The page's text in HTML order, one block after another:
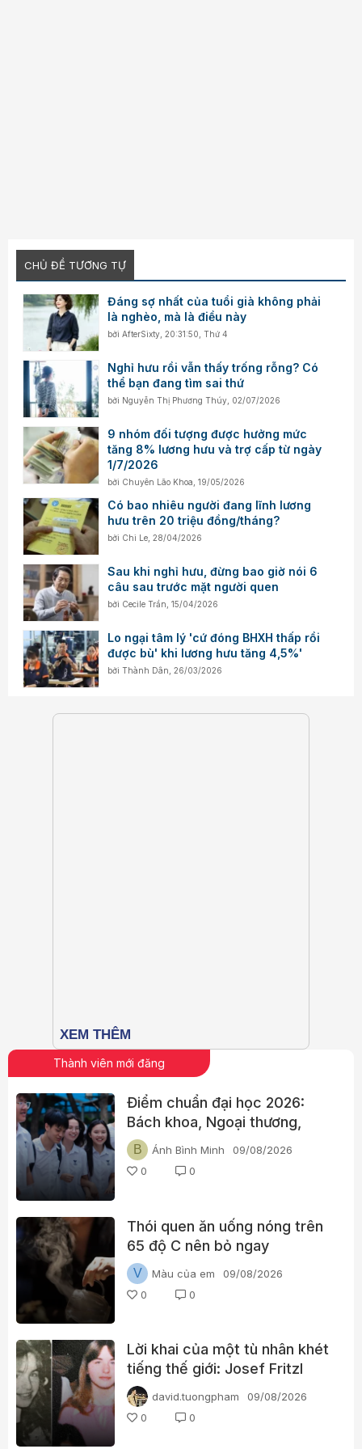
CHỦ ĐỀ TƯƠNG TỰ
Đáng sợ nhất của tuổi già không phải
là nghèo, mà là điều này
bởiAfterSixty ,20:31:50, Thứ 4
Nghỉ hưu rồi vẫn thấy trống rỗng? Có
thể bạn đang tìm sai thứ
bởi Nguyễn Thị Phương Thúy 02/07/2026
9 nhóm đối tượng được hưởng mức
tăng 8% lương hưu và trợ cấp từ ngày
1/7/2026
bởi Chuyên Lão Khoa ,19/05/2026
Có bao nhiêu người đang lĩnh lương
hưu trên 20 triệu đồng/tháng?
bởi Chi Le ,28/04/2026
Sau khi nghỉ hưu, đừng bao giờ nói 6
câu sau trước mặt người quen
bởi Cecile Trần ,15/04/2026
Lo ngại tâm lý 'cứ đóng BHXH thấp rồi
được bù' khi lương hưu tăng 4,5%'
bởiThành Dân ,26/03/2026
Thành viên mới đăng
Điểm chuẩn đại học 2026:
Bách khoa, Ngoại thương,
Kinh tế Quốc dân cùng nhiều
trường “hot” đã lên điểm
B Ánh Bình Minh
09/08/2026
0
0
Thói quen ăn uống nóng trên
65 độ C nên bỏ ngay
V Màu của em
09/08/2026
0
0
Lời khai của một tù nhân khét
tiếng thế giới: Josef Fritzl
david.tuongpham
09/08/2026
0
0